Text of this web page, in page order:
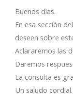
Buenos días.
En esa sección
deseen sobre
Aclararemos las
Daremos
La consulta es
Un saludo cordial.